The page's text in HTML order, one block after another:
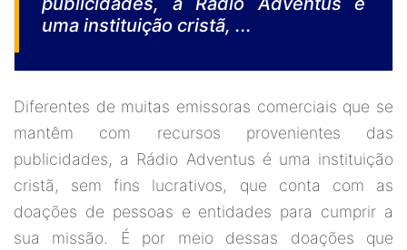
uma instituição cristã, ...
Diferentes de muitas emissoras comerciais que se
mantêm com recursos provenientes das
publicidades, a Rádio Adventus é uma instituição
cristã, sem fins lucrativos, que conta com as
doações de pessoas e entidades para cumprir a
sua missão. É por meio dessas doações que